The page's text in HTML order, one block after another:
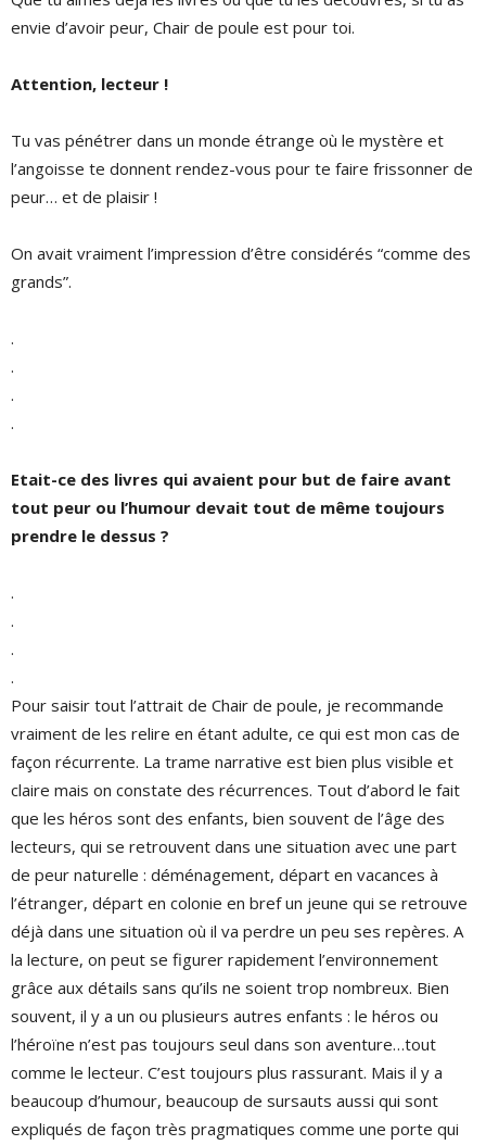
envie d’avoir peur, Chair de poule est pour toi.
Attention, lecteur !
Tu vas pénétrer dans un monde étrange où le mystère et
l’angoisse te donnent rendez-vous pour te faire frissonner de
peur… et de plaisir !
On avait vraiment l’impression d’être considérés “comme des
grands”.
.
.
.
.
Etait-ce des livres qui avaient pour but de faire avant
tout peur ou l’humour devait tout de même toujours
prendre le dessus ?
.
.
.
.
Pour saisir tout l’attrait de Chair de poule, je recommande
vraiment de les relire en étant adulte, ce qui est mon cas de
façon récurrente. La trame narrative est bien plus visible et
claire mais on constate des récurrences. Tout d’abord le fait
que les héros sont des enfants, bien souvent de l’âge des
lecteurs, qui se retrouvent dans une situation avec une part
de peur naturelle : déménagement, départ en vacances à
l’étranger, départ en colonie en bref un jeune qui se retrouve
déjà dans une situation où il va perdre un peu ses repères. A
la lecture, on peut se figurer rapidement l’environnement
grâce aux détails sans qu’ils ne soient trop nombreux. Bien
souvent, il y a un ou plusieurs autres enfants : le héros ou
l’héroïne n’est pas toujours seul dans son aventure…tout
comme le lecteur. C’est toujours plus rassurant. Mais il y a
beaucoup d’humour, beaucoup de sursauts aussi qui sont
expliqués de façon très pragmatiques comme une porte qui